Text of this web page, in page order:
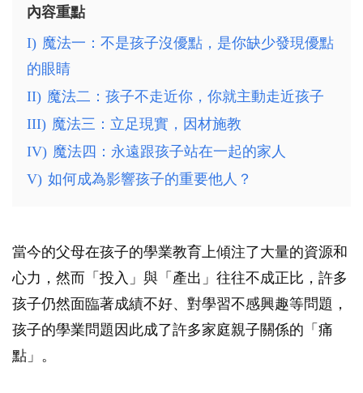
內容重點
I) 魔法一：不是孩子沒優點，是你缺少發現優點
的眼睛
II) 魔法二：孩子不走近你，你就主動走近孩子
III) 魔法三：立足現實，因材施教
IV) 魔法四：永遠跟孩子站在一起的家人
V) 如何成為影響孩子的重要他人？
當今的父母在孩子的學業教育上傾注了大量的資源和
心力，然而「投入」與「產出」往往不成正比，許多
孩子仍然面臨著成績不好、對學習不感興趣等問題，
孩子的學業問題因此成了許多家庭親子關係的「痛
點」。